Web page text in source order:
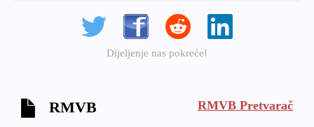
Dijeljenje nas pokreće!
RMVB RMVB Pretvarač